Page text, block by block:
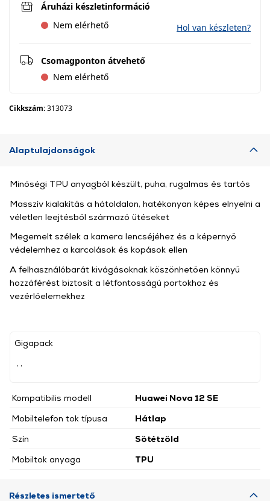
Áruházi készletinformáció
Nem elérhető
Hol van készleten?
Csomagponton átvehető
Nem elérhető
Cikkszám:313073
Alaptulajdonságok
Gigapack
Kompatibilis modell
Huawei Nova 12 SE
Mobiltelefon tok típusa
Hátlap
Szín
Sötétzöld
Mobiltok anyaga
TPU
Minőségi TPU anyagból készült, puha, rugalmas és tartós
Masszív kialakítás a hátoldalon, hatékonyan képes elnyelni a
véletlen leejtésből származó ütéseket
Megemelt szélek a kamera lencséjéhez és a képernyő
védelemhez a karcolások és kopások ellen
A felhasználóbarát kivágásoknak köszönhetően könnyű
hozzáférést biztosít a létfontosságú portokhoz és
vezérlőelemekhez
Részletes ismertető